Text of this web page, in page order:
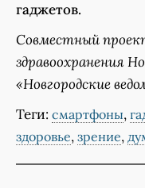
гаджетов.
Совместный
здравоохранения
«Новгородские
Теги: смартфоны,
здоровье, зрение,